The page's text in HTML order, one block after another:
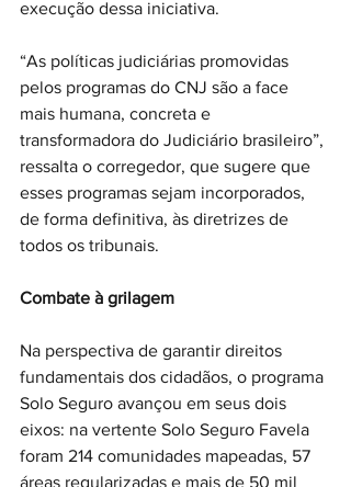
execução dessa iniciativa.
“As políticas judiciárias promovidas
pelos programas do CNJ são a face
mais humana, concreta e
transformadora do Judiciário brasileiro”,
ressalta o corregedor, que sugere que
esses programas sejam incorporados,
de forma definitiva, às diretrizes de
todos os tribunais.
Combate à grilagem
Na perspectiva de garantir direitos
fundamentais dos cidadãos, o programa
Solo Seguro avançou em seus dois
eixos: na vertente Solo Seguro Favela
foram 214 comunidades mapeadas, 57
áreas regularizadas e mais de 50 mil